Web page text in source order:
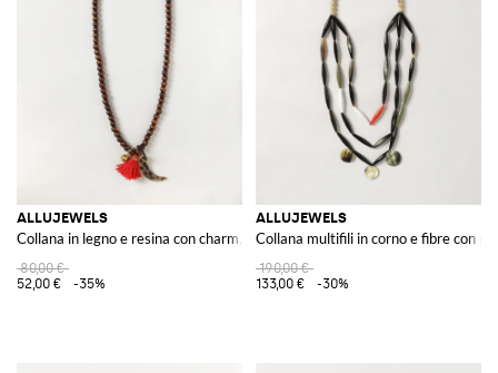
ALLUJEWELS
Collana in legno e resina con charm, nappe e chiusura magnetica
80,00 €
52,00 €
-35%
ALLUJEWELS
Collana multifili in corno e fibre con
190,00 €
133,00 €
-30%